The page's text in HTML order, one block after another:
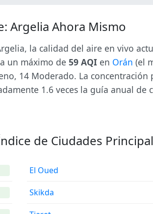
Argelia Ahora Mismo
la calidad del aire en vivo
un máximo de 59 AQI en Orán (el
14 Moderado. La
1.6 veces la guía anual de
de Ciudades
El Oued
Skikda